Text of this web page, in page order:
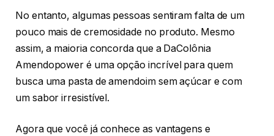
No entanto, algumas pessoas sentiram falta de um
pouco mais de cremosidade no produto. Mesmo
assim, a maioria concorda que a DaColônia
Amendopower é uma opção incrível para quem
busca uma pasta de amendoim sem açúcar e com
um sabor irresistível.
Agora que você já conhece as vantagens e